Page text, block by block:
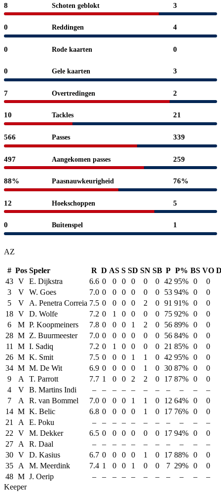
8 Schoten geblokt 3
0 Reddingen 4
0 Rode kaarten 0
0 Gele kaarten 3
7 Overtredingen 2
10 Tackles 21
566 Passes 339
497 Aangekomen passes 259
88% Paasnauwkeurigheid 76%
12 Hoekschoppen 5
0 Buitenspel 1
AZ
# Pos Speler R D AS S SD SN SB P P% BS VO
43 V E. Dijkstra 6.6 0 0 0 0 0 0 42 95% 0
0
3
V W. Goes 7.0 0 0 0 0 0 0 53 94% 0
0
5
V A. Penetra Correia 7.5 0 0 0 0 2 0 91 91% 0
0
18 V D. Wolfe 7.2 0 1 0 0 0 0 75 92% 0
0
6
M P. Koopmeiners 7.8 0 0 0 1 2 0 56 89% 0
0
28 M Z. Buurmeester 7.0 0 0 0 0 0 0 56 84% 0
0
11
M I. Sadiq 7.2 0 1 0 0 0 0 21 85% 0
0
26 M K. Smit 7.5 0 0 0 1 1 0 42 95% 0
0
34 M M. De Wit 6.9 0 0 0 0 1 0 30 87% 0
0
9
A T. Parrott 7.7 1 0 0 2 2 0 17 87% 0
0
4
V B. Martins Indi – – – – – – – – – –
–
7
A R. van Bommel 7.0 0 0 0 1 1 0 12 64% 0
0
14 M K. Belic 6.8 0 0 0 0 1 0 17 76% 0
0
21
A E. Poku – – – – – – – – – –
–
22
V M. Dekker 6.5 0 0 0 0 0 0 17 94% 0
0
27
A R. Daal – – – – – – – – – –
–
30 V D. Kasius 6.7 0 0 0 0 1 0 17 88% 0
0
35
A M. Meerdink 7.4 1 0 0 1 0 0 7 29% 0
0
48 M J. Oerip – – – – – – – – – –
–
Keeper